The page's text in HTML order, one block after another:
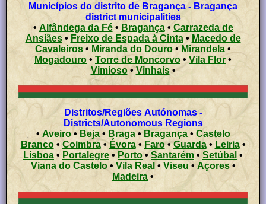
Municípios do distrito de Bragança - Bragança
district municipalities
• Alfândega da Fé• Bragança• Carrazeda de
Ansiães• Freixo de Espada à Cinta• Macedo de
Cavaleiros • Miranda do Douro •Mirandela •
Mogadouro • Torre de Moncorvo •Vila Flor •
Vimioso•Vinhais•
Distritos/Regiões Autónomas -
Districts/Autonomous Regions
• Aveiro• Beja• Braga•Bragança• Castelo
Branco•Coimbra•Évora• Faro•Guarda• Leiria•
Lisboa • Portalegre •Porto •Santarém• Setúbal •
Viana do Castelo• Vila Real • Viseu • Açores •
Madeira •